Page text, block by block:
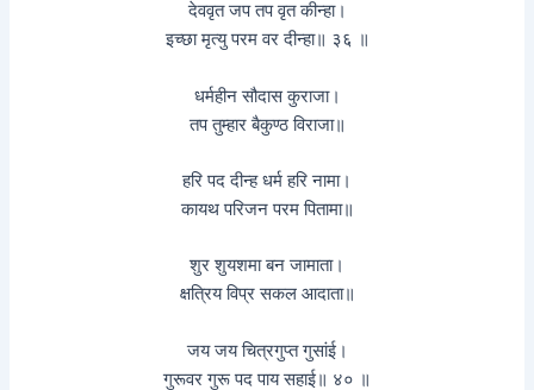
देववृत जप तप वृत कीन्हा।
इच्छा मृत्यु परम वर दीन्हा॥ ३६ ॥
धर्महीन सौदास कुराजा।
तप तुम्हार बैकुण्ठ विराजा॥
हरि पद दीन्ह धर्म हरि नामा।
कायथ परिजन परम पितामा॥
शुर शुयशमा बन जामाता।
क्षत्रिय विप्र सकल आदाता॥
जय जय चित्रगुप्त गुसांई।
गुरूवर गुरू पद पाय सहाई॥ ४० ॥